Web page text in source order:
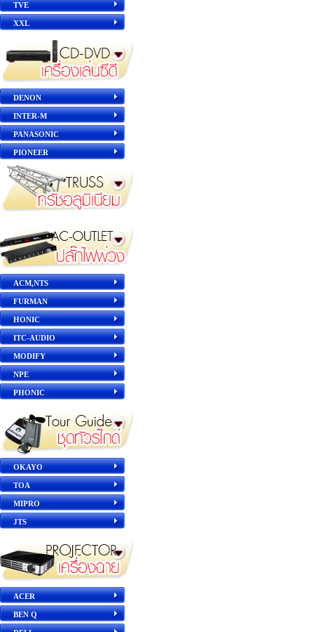
TVE
XXL
DENON
INTER-M
PANASONIC
PIONEER
ACM,NTS
FURMAN
HONIC
ITC-AUDIO
MODIFY
NPE
PHONIC
OKAYO
TOA
MIPRO
JTS
ACER
BEN Q